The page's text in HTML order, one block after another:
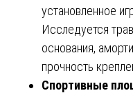
установленное
Исследуется
основания,
прочность
Спортивные